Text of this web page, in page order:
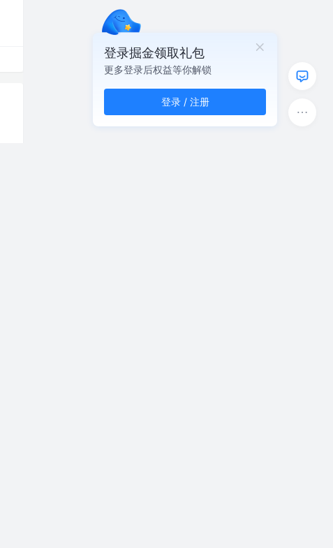
登录掘金领取礼包
更多登录后权益等你解锁
登录 / 注册